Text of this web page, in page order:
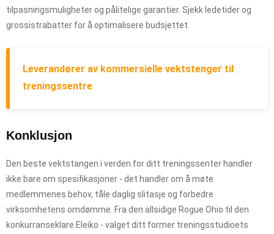
tilpasningsmuligheter og pålitelige garantier. Sjekk ledetider og
grossistrabatter for å optimalisere budsjettet.
Leverandører av kommersielle vektstenger til
treningssentre
Konklusjon
Den beste vektstangen i verden for ditt treningssenter handler
ikke bare om spesifikasjoner - det handler om å møte
medlemmenes behov, tåle daglig slitasje og forbedre
virksomhetens omdømme. Fra den allsidige Rogue Ohio til den
konkurranseklare Eleiko - valget ditt former treningsstudioets